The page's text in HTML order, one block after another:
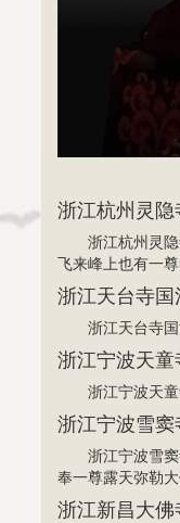
浙江杭州灵隐
浙江杭州灵
飞来峰上也有一
浙江天台寺国
浙江天台寺
浙江宁波天童
浙江宁波天
浙江宁波雪窦
浙江宁波雪
奉一尊露天弥勒大
浙江新昌大佛